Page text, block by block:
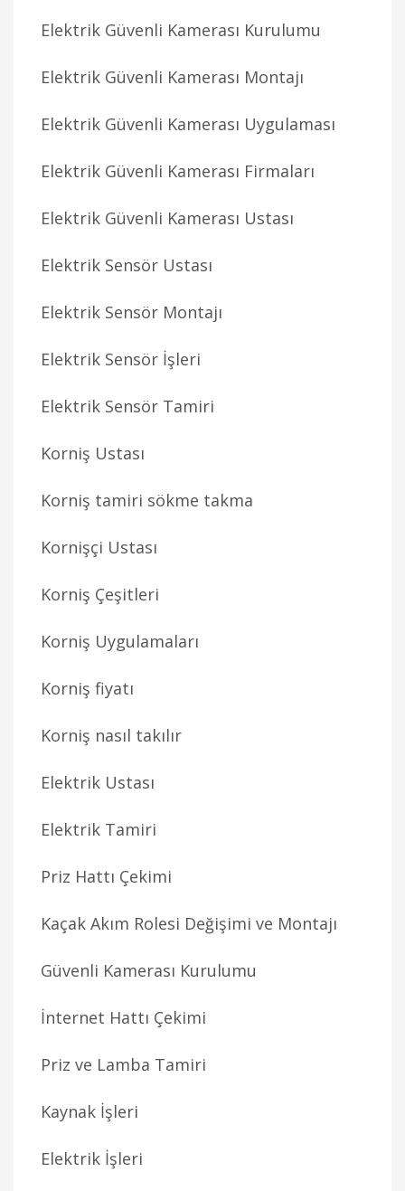
Elektrik Güvenli Kamerası Kurulumu
Elektrik Güvenli Kamerası Montajı
Elektrik Güvenli Kamerası Uygulaması
Elektrik Güvenli Kamerası Firmaları
Elektrik Güvenli Kamerası Ustası
Elektrik Sensör Ustası
Elektrik Sensör Montajı
Elektrik Sensör İşleri
Elektrik Sensör Tamiri
Korniş Ustası
Korniş tamiri sökme takma
Kornişçi Ustası
Korniş Çeşitleri
Korniş Uygulamaları
Korniş fiyatı
Korniş nasıl takılır
Elektrik Ustası
Elektrik Tamiri
Priz Hattı Çekimi
Kaçak Akım Rolesi Değişimi ve Montajı
Güvenli Kamerası Kurulumu
İnternet Hattı Çekimi
Priz ve Lamba Tamiri
Kaynak İşleri
Elektrik İşleri